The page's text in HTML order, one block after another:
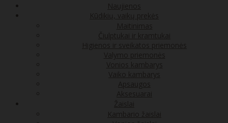
Naujienos
Kūdikių, vaikų prekės
Maitinimas
Čiulptukai ir kramtukai
Higienos ir sveikatos priemonės
Valymo priemonės
Vonios kambarys
Vaiko kambarys
Apsaugos
Aksesuarai
Žaislai
Kambario žaislai